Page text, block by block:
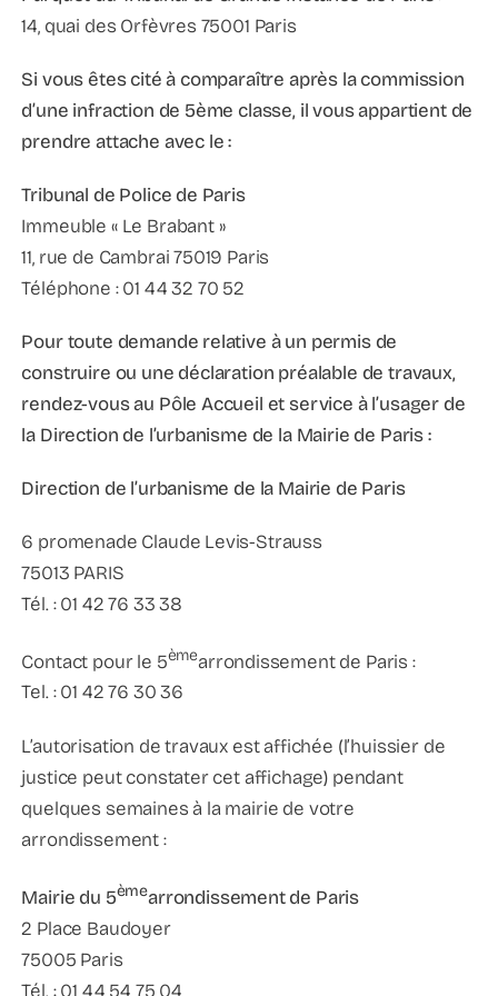
14, quai des Orfèvres 75001 Paris
Si vous êtes cité à comparaître après la commission
d’une infraction de 5ème classe, il vous appartient de
prendre attache avec le :
Tribunal de Police de Paris
Immeuble « Le Brabant »
11, rue de Cambrai 75019 Paris
Téléphone : 01 44 32 70 52
Pour toute demande relative à un permis de
construire ou une déclaration préalable de travaux,
rendez-vous au Pôle Accueil et service à l’usager de
la Direction de l’urbanisme de la Mairie de Paris :
Direction de l’urbanisme de la Mairie de Paris
6 promenade Claude Levis-Strauss
75013 PARIS
Tél. : 01 42 76 33 38
Contact pour le 5èmearrondissement de Paris :
Tel. : 01 42 76 30 36
L’autorisation de travaux est affichée (l’huissier de
justice peut constater cet affichage) pendant
quelques semaines à la mairie de votre
arrondissement :
Mairie du 5èmearrondissement de Paris
2 Place Baudoyer
75005 Paris
Tél. : 01 44 54 75 04